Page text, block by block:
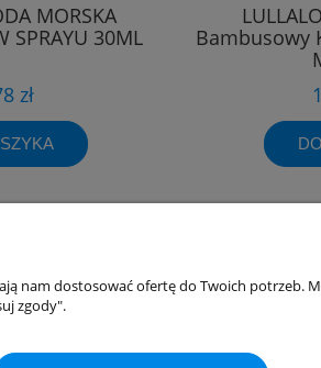
MORSKA
SPRAYU 30ML
zł
Bambusowy
Moje konto
Ustawienia konta
nam dostosować ofertę do Twoich potrzeb.
zgody".